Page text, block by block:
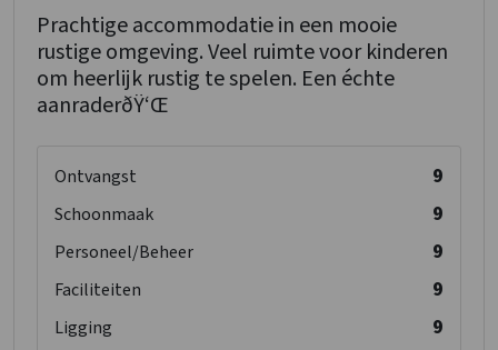
Prachtige accommodatie in een mooie
rustige omgeving. Veel ruimte voor kinderen
om heerlijk rustig te spelen. Een échte
aanraderðŸ‘Œ
Ontvangst 9
Schoonmaak 9
Personeel/Beheer 9
Faciliteiten 9
Ligging 9